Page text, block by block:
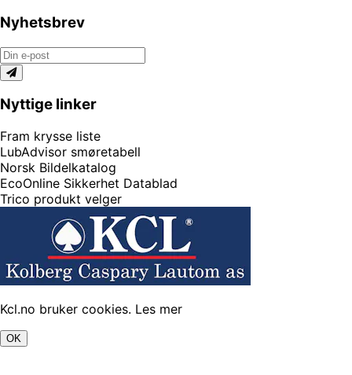
Nyhetsbrev
Nyttige linker
Fram krysse liste
LubAdvisor smøretabell
Norsk Bildelkatalog
EcoOnline Sikkerhet Datablad
Trico produkt velger
Kcl.no bruker cookies. Les mer
OK